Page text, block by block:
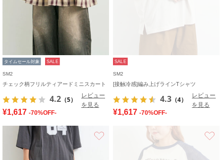
タイムセール対象 SALE
SM2
チェック柄フリルティアードミニスカート
4.2 （5）
レビュー
を見る
¥1,617 -70%OFF-
SALE
SM2
[接触冷感]編み上げラインTシャツ
4.3 （4）
レビュー
を見る
¥1,617 -70%OFF-